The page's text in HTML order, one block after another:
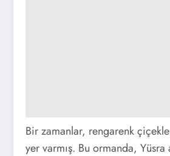
Bir zamanlar, rengarenk
yer varmış. Bu ormanda,